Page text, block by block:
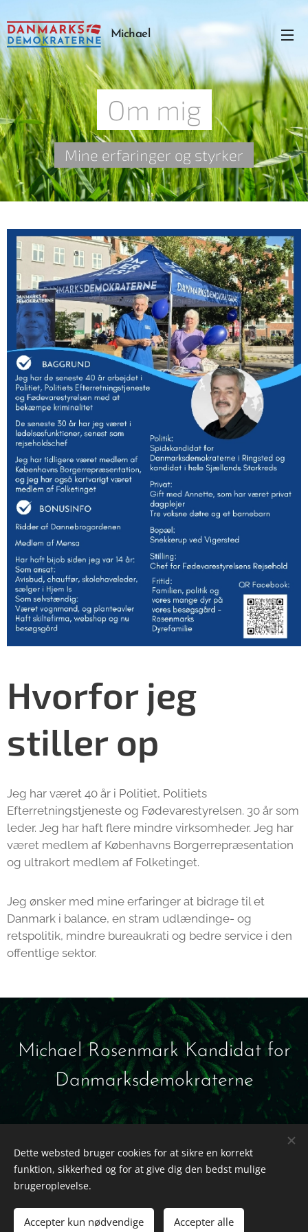
Michael
Rosenmark
Om mig
Mine erfaringer og styrker
Hvorfor jeg
stiller op
Jeg har været 40 år i Politiet, Politiets
Efterretningstjeneste og Fødevarestyrelsen. 30 år som
leder. Jeg har haft flere mindre virksomheder. Jeg har
været medlem af Københavns Borgerrepræsentation
og ultrakort medlem af Folketinget.
Jeg ønsker med mine erfaringer at bidrage til et
Danmark i balance, en stram udlændinge- og
retspolitik, mindre bureaukrati og bedre service i den
offentlige sektor.
Michael Rosenmark Kandidat for
Danmarksdemokraterne
Michael Rosenmark - Kandidat for Danmarks Demokraterne
Cookies
Dette websted bruger cookies for at sikre en korrekt
funktion, sikkerhed og for at give dig den bedst mulige
brugeroplevelse.
Accepter kun nødvendige Accepter alle